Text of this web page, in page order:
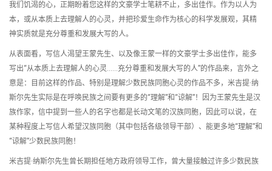
我们饥渴的心，正期盼着您这样的文豪学士笔耕不止，多出佳作。作为以人为
本，或从本质上去理解人的心灵，并把珍爱生命作为核心的科学发展观，其精
神实质就是充分尊重和发展大写的人。
从表面看，写信人渴望王蒙先生、以及像王蒙一样的文豪学士多出佳作，能多
写出“从本质上去理解人的心灵……充分尊重和发展大写的人”的作品来，言外之
意是：目前这样的作品、特别是理解少数民族同胞心灵的作品不多，米吉提·纳
斯尔先生实际是在呼唤民族之间要有更多的“理解”和“谅解”！因为王蒙先生是汉
族作家，信中提到一些人的名字也都是长动文笔的汉族同胞，因此可以说，在
某种程度上写信人希望汉族同胞（其中包括各级领导干部）、能更多地“理解”和
“谅解”少数民族同胞！
米吉提·纳斯尔先生曾长期担任地方政府领导工作，曾大量接触过许多少数民族